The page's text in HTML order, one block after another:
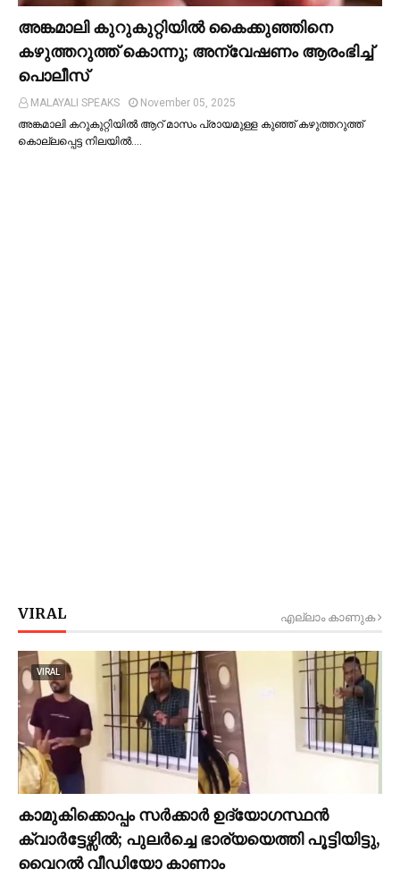
അങ്കമാലി കുറുകുറ്റിയില്‍ കൈക്കുഞ്ഞിനെ
കഴുത്തറുത്ത് കൊന്നു; അന്വേഷണം ആരംഭിച്ച്‌
പൊലീസ്
MALAYALI SPEAKS
November 05, 2025
അങ്കമാലി കറുകുറ്റിയില്‍ ആറ് മാസം പ്രായമുള്ള കുഞ്ഞ് കഴുത്തറുത്ത്
കൊല്ലപ്പെട്ട നിലയില്‍.…
VIRAL എല്ലാം കാണുക
VIRAL
കാമുകിക്കൊപ്പം സര്‍ക്കാര്‍ ഉദ്യോഗസ്ഥൻ
ക്വാര്‍ട്ടേഴ്സില്‍; പുലര്‍ച്ചെ ഭാര്യയെത്തി പൂട്ടിയിട്ടു,
വൈറല്‍ വീഡിയോ കാണാം